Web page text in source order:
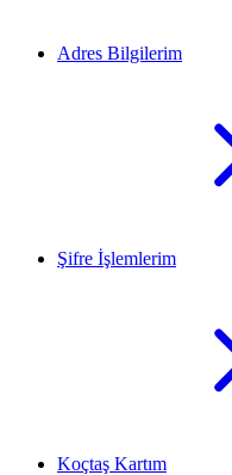
Adres Bilgilerim
Şifre İşlemlerim
Koçtaş Kartım